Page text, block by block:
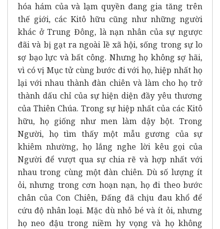
hóa hám của và lạm quyền đang gia tăng trên
thế giới, các Kitô hữu cũng như những người
khác ở Trung Đông, là nạn nhân của sự ngược
đãi và bị gạt ra ngoài lề xã hội, sống trong sự lo
sợ bạo lực và bất công. Nhưng họ không sợ hãi,
vì có vị Mục tử cùng bước đi với họ, hiệp nhất họ
lại với nhau thành đàn chiên và làm cho họ trở
thành dấu chỉ của sự hiện diện đầy yêu thương
của Thiên Chúa. Trong sự hiệp nhất của các Kitô
hữu, họ giống như men làm dậy bột. Trong
Người, họ tìm thấy một mẫu gương của sự
khiêm nhường, họ lắng nghe lời kêu gọi của
Người để vượt qua sự chia rẽ và hợp nhất với
nhau trong cùng một đàn chiên. Dù số lượng ít
ỏi, nhưng trong cơn hoạn nạn, họ đi theo bước
chân của Con Chiên, Đấng đã chịu đau khổ để
cứu độ nhân loại. Mặc dù nhỏ bé và ít ỏi, nhưng
họ neo đậu trong niềm hy vọng và họ không